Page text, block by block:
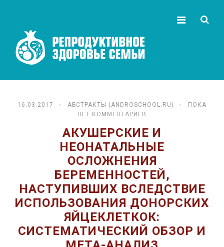
16.03.2017 · АБСТРАКТЫ (ANDROSCHOOL.RU)
· ПОКА
НЕТ КОММЕНТАРИЕВ
АКУШЕРСКИЕ И
НЕОНАТАЛЬНЫЕ
ОСЛОЖНЕНИЯ
БЕРЕМЕННОСТЕЙ,
НАСТУПИВШИХ ВСЛЕДСТВИЕ
ИСПОЛЬЗОВАНИЯ ДОНОРСКИХ
ЯЙЦЕКЛЕТКОК:
СИСТЕМАТИЧЕСКИЙ ОБЗОР И